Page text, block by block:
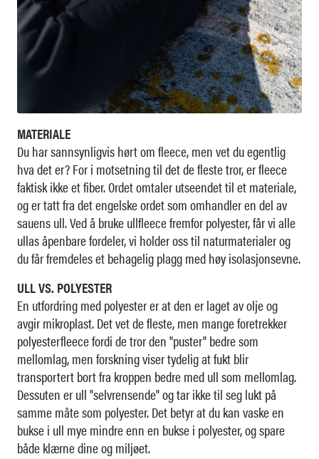
MATERIALE
Du har sannsynligvis hørt om fleece, men vet du egentlig
hva det er? For i motsetning til det de fleste tror, er fleece
faktisk ikke et fiber. Ordet omtaler utseendet til et materiale,
og er tatt fra det engelske ordet som omhandler en del av
sauens ull. Ved å bruke ullfleece fremfor polyester, får vi alle
ullas åpenbare fordeler, vi holder oss til naturmaterialer og
du får fremdeles et behagelig plagg med høy isolasjonsevne.
ULL VS. POLYESTER
En utfordring med polyester er at den er laget av olje og
avgir mikroplast. Det vet de fleste, men mange foretrekker
polyesterfleece fordi de tror den "puster" bedre som
mellomlag, men forskning viser tydelig at fukt blir
transportert bort fra kroppen bedre med ull som mellomlag.
Dessuten er ull "selvrensende" og tar ikke til seg lukt på
samme måte som polyester. Det betyr at du kan vaske en
bukse i ull mye mindre enn en bukse i polyester, og spare
både klærne dine og miljøet.